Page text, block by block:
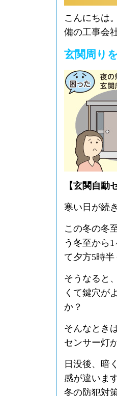
こんにちは
備の工事会
玄関周り
【玄関自動
寒い日が続
この冬の冬
う冬至から
て夕方5時
そうなると
くて鍵穴が
か？
そんなとき
センサー灯
日没後、暗
感が違います
冬の防犯対